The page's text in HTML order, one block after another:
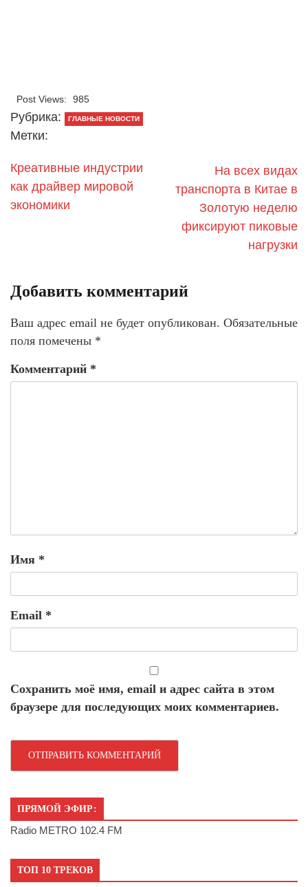
Post Views: 985
Рубрика: ГЛАВНЫЕ НОВОСТИ
Метки:
Креативные индустрии
как драйвер мировой
экономики
На всех видах
транспорта в Китае в
Золотую неделю
фиксируют пиковые
нагрузки
Добавить комментарий
Ваш адрес email не будет опубликован. Обязательные
поля помечены *
Комментарий *
Имя *
Email *
Сохранить моё имя, email и адрес сайта в этом
браузере для последующих моих комментариев.
ПРЯМОЙ ЭФИР:
Radio METRO 102.4 FM
ТОП 10 ТРЕКОВ